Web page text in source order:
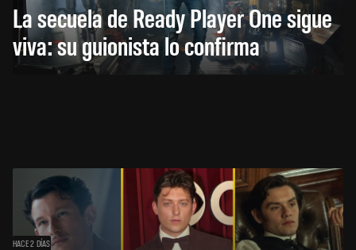
La secuela de Ready Player One sigue
viva: su guionista lo confirma
HACE 2 DÍAS